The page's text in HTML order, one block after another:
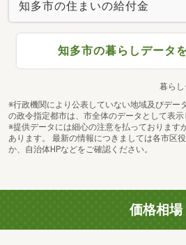
知多市の住まいの給付金
知多市の暮らしデータ
暮らし
※行政機関により公表していない地域及びデー
の政令指定都市は、市全体のデータとして表示
※提供データには細心の注意を払っております
あります。 最新の情報につきましては各市区
か、自治体HPなどをご確認ください。
価格相場